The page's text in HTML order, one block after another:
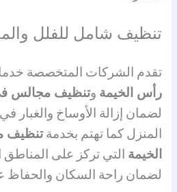
تنظيف شامل للفلل
تقدم الشركات المتخصصة
رأس الخيمة وتنظيف مجالس
لضمان إزالة الأوساخ والغبار
المنزل كما تهتم بخدمةتنظيف
الخيمة التي تركز على المناطق
لضمان راحة السكان والحفاظ